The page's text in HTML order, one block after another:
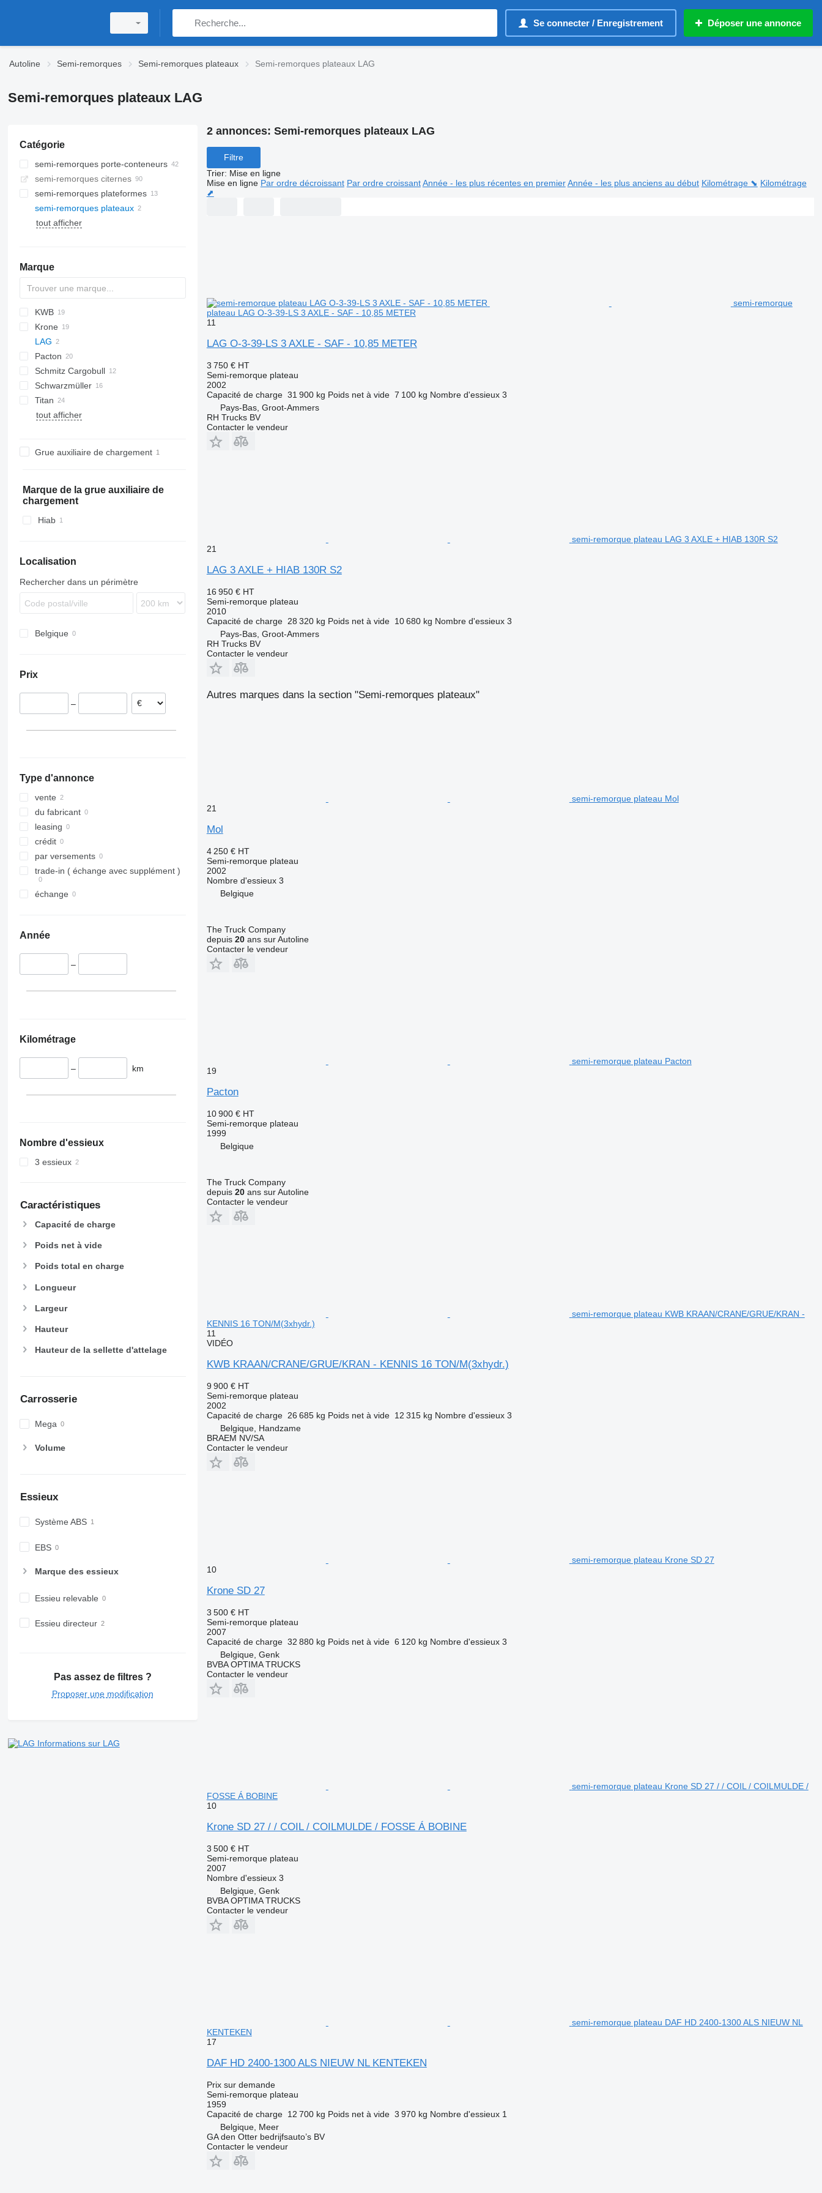
Se connecter / Enregistrement Déposer une annonce
Autoline Semi-remorques Semi-remorques plateaux Semi-remorques plateaux LAG
Semi-remorques plateaux LAG
Catégorie
semi-remorques porte-conteneurs
semi-remorques citernes
semi-remorques plateformes
semi-remorques plateaux
tout afficher
Marque
PS
2 series
TXA
SDS
SZS
FLO
DRO
KWB
D-series
SP
Krone
SD
SDP
SZ
S 24
SN
LAG
O-3
O-3-39
MPS
SPL
OVB
Pacton
T-series
TPD
TXD
NV
Schmitz Cargobull
S-series
SCB
SCS
Schwarzmüller
S1
SPA
Titan
VHLO
VO
NS
D-series
tout afficher
Grue auxiliaire de chargement
Marque de la grue auxiliaire de
chargement
Hiab
Localisation
Rechercher dans un périmètre
Belgique
Prix
–
Type d'annonce
vente
du fabricant
leasing
crédit
par versements
trade-in ( échange avec supplément )
échange
Année
–
Kilométrage
– km
Nombre d'essieux
3 essieux
Caractéristiques
Capacité de charge
Poids net à vide
Poids total en charge
Longueur
Largeur
Hauteur
Hauteur de la sellette d'attelage
Carrosserie
Mega
Volume
Essieux
Système ABS
EBS
Marque des essieux
Essieu relevable
Essieu directeur
Pas assez de filtres ?
Proposer une modification
Informations sur LAG
2 annonces: Semi-remorques plateaux LAG
Filtre
Trier: Mise en ligne
Mise en ligne Par ordre décroissant Par ordre croissant Année - les plus récentes en premier Année - les plus anciens au début Kilométrage ⬊ Kilométrage
⬈
semi-remorque
plateau LAG O-3-39-LS 3 AXLE - SAF - 10,85 METER
11
LAG O-3-39-LS 3 AXLE - SAF - 10,85 METER
3 750 € HT
Semi-remorque plateau
2002
Capacité de charge 31 900 kg Poids net à vide 7 100 kg Nombre d'essieux 3
Pays-Bas, Groot-Ammers
RH Trucks BV
Contacter le vendeur
semi-remorque plateau LAG 3 AXLE + HIAB 130R S2
21
LAG 3 AXLE + HIAB 130R S2
16 950 € HT
Semi-remorque plateau
2010
Capacité de charge 28 320 kg Poids net à vide 10 680 kg Nombre d'essieux 3
Pays-Bas, Groot-Ammers
RH Trucks BV
Contacter le vendeur
Autres marques dans la section "Semi-remorques plateaux"
semi-remorque plateau Mol
21
Mol
4 250 € HT
Semi-remorque plateau
2002
Nombre d'essieux 3
Belgique
The Truck Company
depuis 20ans sur Autoline
Contacter le vendeur
semi-remorque plateau Pacton
19
Pacton
10 900 € HT
Semi-remorque plateau
1999
Belgique
The Truck Company
depuis 20ans sur Autoline
Contacter le vendeur
semi-remorque plateau KWB KRAAN/CRANE/GRUE/KRAN -
KENNIS 16 TON/M(3xhydr.)
11
VIDÉO
KWB KRAAN/CRANE/GRUE/KRAN - KENNIS 16 TON/M(3xhydr.)
9 900 € HT
Semi-remorque plateau
2002
Capacité de charge 26 685 kg Poids net à vide 12 315 kg Nombre d'essieux 3
Belgique, Handzame
BRAEM NV/SA
Contacter le vendeur
semi-remorque plateau Krone SD 27
10
Krone SD 27
3 500 € HT
Semi-remorque plateau
2007
Capacité de charge 32 880 kg Poids net à vide 6 120 kg Nombre d'essieux 3
Belgique, Genk
BVBA OPTIMA TRUCKS
Contacter le vendeur
semi-remorque plateau Krone SD 27 / / COIL / COILMULDE /
FOSSE Á BOBINE
10
Krone SD 27 / / COIL / COILMULDE / FOSSE Á BOBINE
3 500 € HT
Semi-remorque plateau
2007
Nombre d'essieux 3
Belgique, Genk
BVBA OPTIMA TRUCKS
Contacter le vendeur
semi-remorque plateau DAF HD 2400-1300 ALS NIEUW NL
KENTEKEN
17
DAF HD 2400-1300 ALS NIEUW NL KENTEKEN
Prix sur demande
Semi-remorque plateau
1959
Capacité de charge 12 700 kg Poids net à vide 3 970 kg Nombre d'essieux 1
Belgique, Meer
GA den Otter bedrijfsauto’s BV
Contacter le vendeur